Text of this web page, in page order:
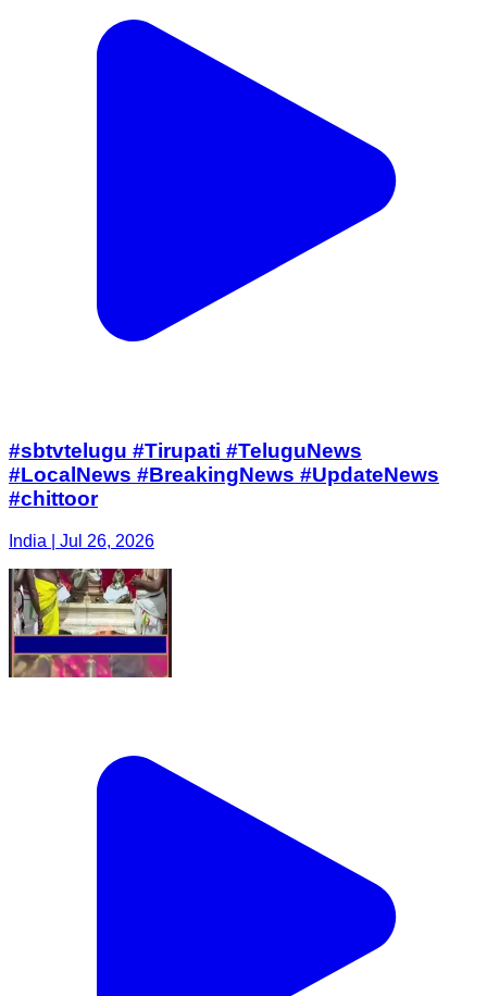
#sbtvtelugu #Tirupati #TeluguNews
#LocalNews #BreakingNews #UpdateNews
#chittoor
India | Jul 26, 2026